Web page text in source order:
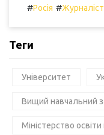
#Росія #Журналіст
Теги
Університет
Вищий навчальний
Міністерство освіти